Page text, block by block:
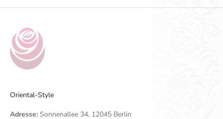
Oriental-Style
Adresse: Sonnenallee 34, 12045 Berlin